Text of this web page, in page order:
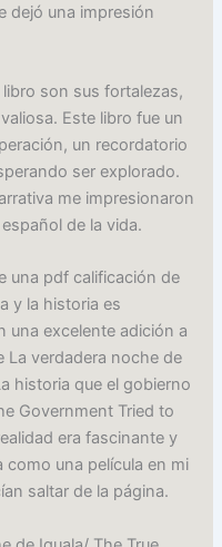
dejó una impresión
son sus fortalezas,
Este libro fue un
un recordatorio
ser explorado.
me impresionaron
de la vida.
una pdf calificación de
y la historia es
una excelente adición a
La verdadera noche de
historia que el gobierno
Government Tried to
era fascinante y
como una película en mi
saltar de la página.